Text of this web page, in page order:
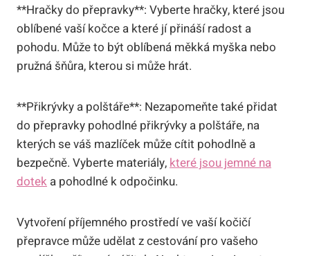
**Hračky do přepravky**: Vyberte hračky, které jsou
oblíbené vaší kočce a které jí přináší radost a
pohodu. Může to být oblíbená měkká myška nebo
pružná šňůra, kterou si může hrát.
**Přikrývky a polštáře**: Nezapomeňte také přidat
do přepravky pohodlné přikrývky a polštáře, na
kterých se váš mazlíček může cítit pohodlně a
bezpečně. Vyberte materiály, které jsou jemné na
dotek a pohodlné k odpočinku.
Vytvoření příjemného prostředí ve vaší kočičí
přepravce může udělat z cestování pro vašeho